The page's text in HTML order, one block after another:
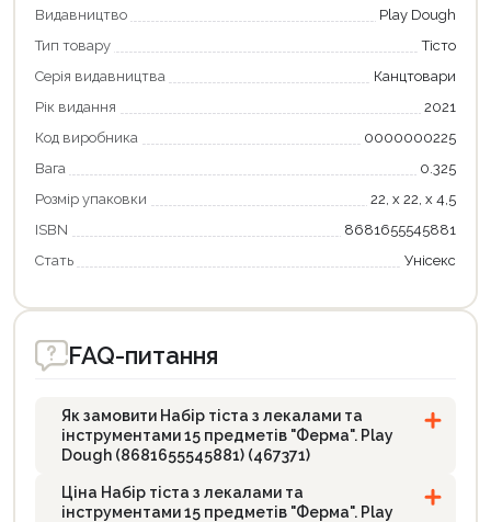
Видавництво
Play Dough
Тип товару
Тісто
Серія видавництва
Канцтовари
Рік видання
2021
Код виробника
0000000225
Вага
0.325
Розмір упаковки
22, х 22, х 4,5
ISBN
8681655545881
Стать
Унісекс
FAQ-питання
Як замовити Набір тіста з лекалами та
інструментами 15 предметів "Ферма". Play
Dough (8681655545881) (467371)
Ціна Набір тіста з лекалами та
інструментами 15 предметів "Ферма". Play
Продовжити покупки